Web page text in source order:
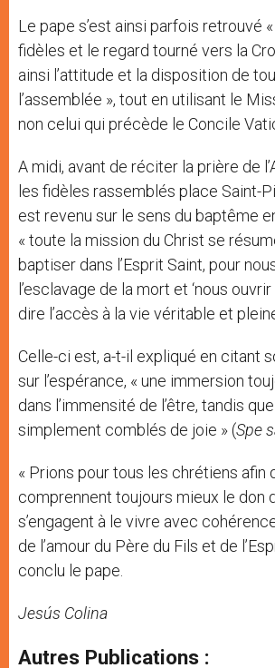
Le pape s’est ainsi parfois retrouvé
fidèles et le regard tourné vers la
ainsi l’attitude et la disposition de
l’assemblée », tout en utilisant le
non celui qui précède le Concile
A midi, avant de réciter la prière de
les fidèles rassemblés place Saint-
est revenu sur le sens du baptême
« toute la mission du Christ se
baptiser dans l’Esprit Saint, pour
l’esclavage de la mort et ‘nous ouvrir
dire l’accès à la vie véritable et
Celle-ci est, a-t-il expliqué en citant
sur l’espérance, « une immersion
dans l’immensité de l’être, tandis
simplement comblés de joie » (Spe
« Prions pour tous les chrétiens afin
comprennent toujours mieux le don
s’engagent à le vivre avec
de l’amour du Père du Fils et de
conclu le pape.
Jesús Colina
Autres Publications :